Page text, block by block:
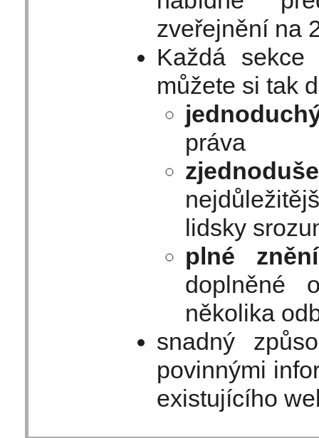
zveřejnění na
Každá
můžete si tak
práva
lidsky
plné znění
doplněné
několika
snadný
povinnými
existujícího